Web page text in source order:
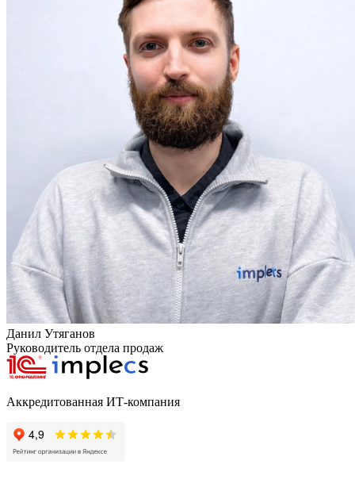
Данил Утяганов
Руководитель отдела продаж
Аккредитованная ИТ-компания